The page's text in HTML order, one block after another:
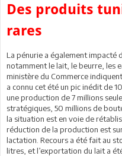
Des produits
rares
La pénurie a également impacté
notamment le lait, le beurre, les
ministère du Commerce
a connu cet été un pic inédit de
une production de 7 millions
stratégiques, 50 millions de
la situation est en voie de
réduction de la production est
lactation. Recours a été fait au
litres, et l’exportation du lait a